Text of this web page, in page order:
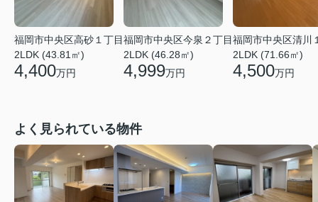
福岡市中央区高砂１丁目
2LDK (43.81㎡)
4,400万円
福岡市中央区今泉２丁目
2LDK (46.28㎡)
4,999万円
福岡市中央区清川
2LDK (71.66㎡)
4,500万円
よく見られている物件